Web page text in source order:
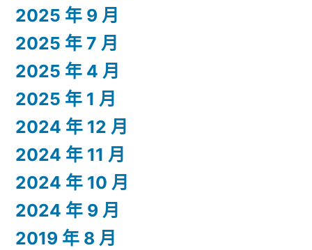
2025 年 9 月
2025 年 7 月
2025 年 4 月
2025 年 1 月
2024 年 12 月
2024 年 11 月
2024 年 10 月
2024 年 9 月
2019 年 8 月